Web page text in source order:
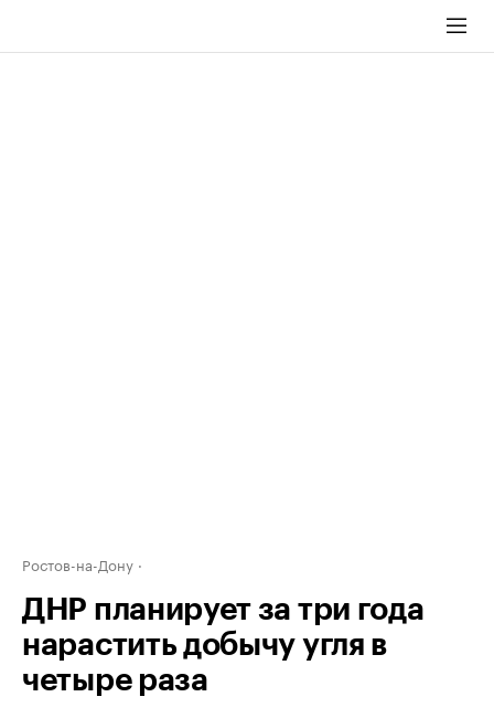
Ростов-на-Дону
ДНР планирует за три года
нарастить добычу угля в
четыре раза